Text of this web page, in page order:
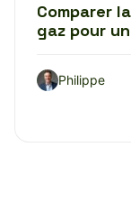
Comparer
gaz pour
Philippe